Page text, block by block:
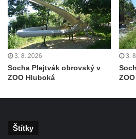
Socha Býk v ZOO Dresden
Socha Uprchlý otrok bojuje s
v ZOO Dresden
Socha krokodýla v ZOO Dresden
Socha slona v ZOO Dresden
3. 8. 2026
Socha Plejtvák obrovský v
ZOO Hluboká
3.
Štítky